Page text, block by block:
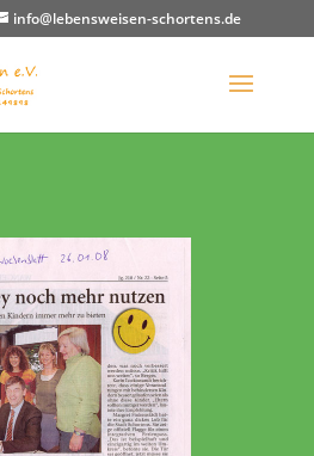
info@lebensweisen-schortens.de